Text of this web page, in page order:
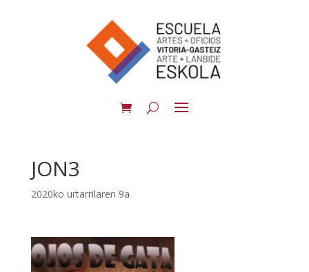
JON3
2020ko urtarrilaren 9a